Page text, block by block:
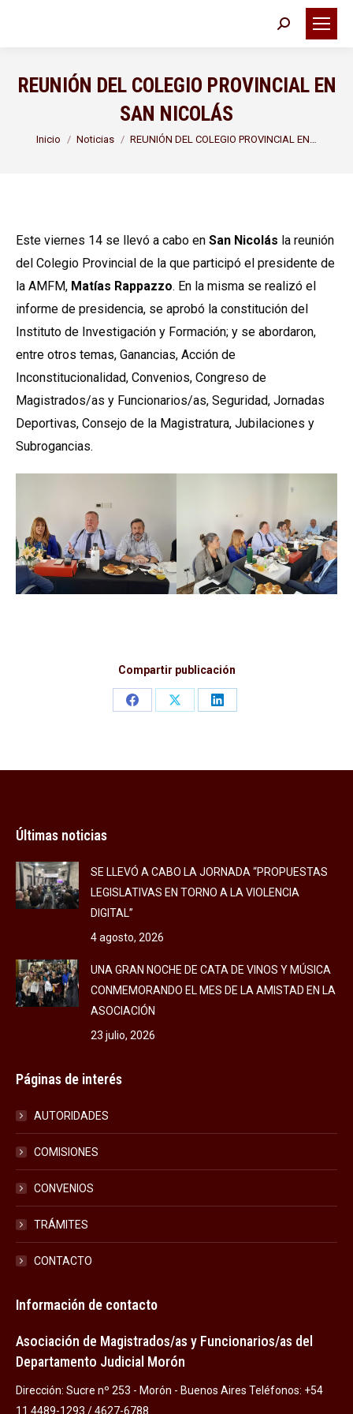
Buscar:
REUNIÓN DEL COLEGIO PROVINCIAL EN
SAN NICOLÁS
Estás aquí:
Inicio Noticias REUNIÓN DEL COLEGIO PROVINCIAL EN…
Este viernes 14 se llevó a cabo en San Nicolás la reunión
del Colegio Provincial de la que participó el presidente de
la AMFM, Matías Rappazzo. En la misma se realizó el
informe de presidencia, se aprobó la constitución del
Instituto de Investigación y Formación; y se abordaron,
entre otros temas, Ganancias, Acción de
Inconstitucionalidad, Convenios, Congreso de
Magistrados/as y Funcionarios/as, Seguridad, Jornadas
Deportivas, Consejo de la Magistratura, Jubilaciones y
Subrogancias.
Compartir publicación
Share
Share
Share
Últimas noticias
SE LLEVÓ A CABO LA JORNADA “PROPUESTAS
LEGISLATIVAS EN TORNO A LA VIOLENCIA
DIGITAL”
4 agosto, 2026
UNA GRAN NOCHE DE CATA DE VINOS Y MÚSICA
CONMEMORANDO EL MES DE LA AMISTAD EN LA
ASOCIACIÓN
23 julio, 2026
Páginas de interés
AUTORIDADES
COMISIONES
CONVENIOS
TRÁMITES
CONTACTO
Información de contacto
Asociación de Magistrados/as y Funcionarios/as del
Departamento Judicial Morón
Dirección: Sucre nº 253 - Morón - Buenos Aires Teléfonos: +54
11 4489-1293 / 4627-6788